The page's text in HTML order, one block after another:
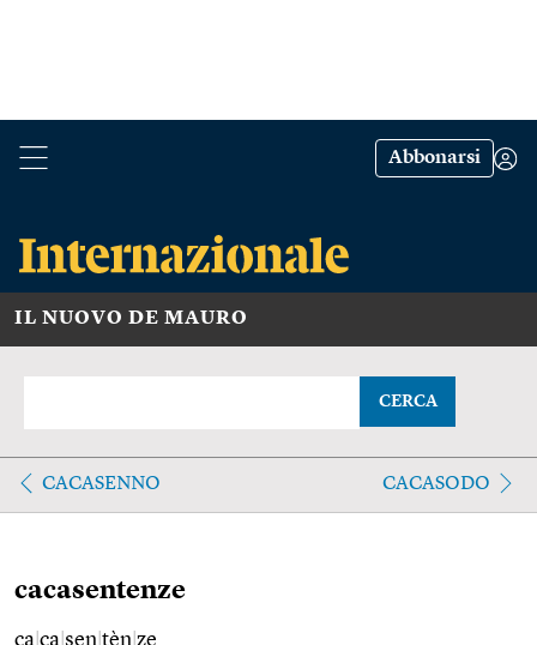
Abbonarsi
IL NUOVO DE MAURO
CERCA
CACASENNO CACASODO
cacasentenze
ca ca sen tèn ze